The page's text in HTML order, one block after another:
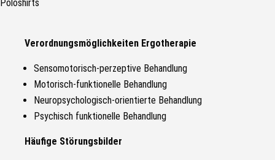
Verordnungsmöglichkeiten Ergotherapie
Sensomotorisch-perzeptive Behandlung
Motorisch-funktionelle Behandlung
Neuropsychologisch-orientierte Behandlung
Psychisch funktionelle Behandlung
Häufige Störungsbilder